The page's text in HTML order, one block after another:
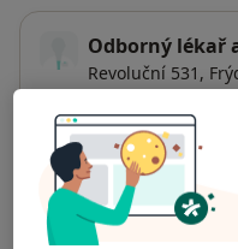
Odborný lékař
Revoluční 531,
Dostupnost
Na této adrese